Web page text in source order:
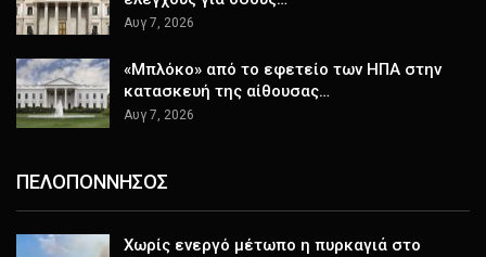
Αυγ 7, 2026
«Μπλόκο» από το εφετείο των ΗΠΑ στην
κατασκευή της αίθουσας…
Αυγ 7, 2026
ΠΕΛΟΠΟΝΝΗΣΟΣ
Χωρίς ενεργό μέτωπο η πυρκαγιά στο